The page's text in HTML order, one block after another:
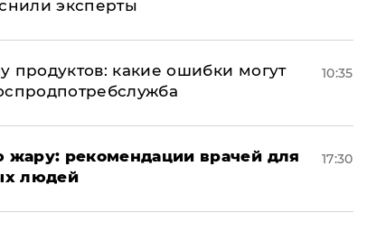
эксперты
продуктов: какие ошибки могут
10:35
рекомендации врачей для
людей
17:30